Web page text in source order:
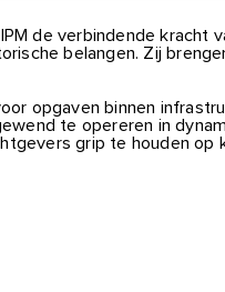
de verbindende
belangen. Zij
opgaven binnen
te opereren in
grip te houden op